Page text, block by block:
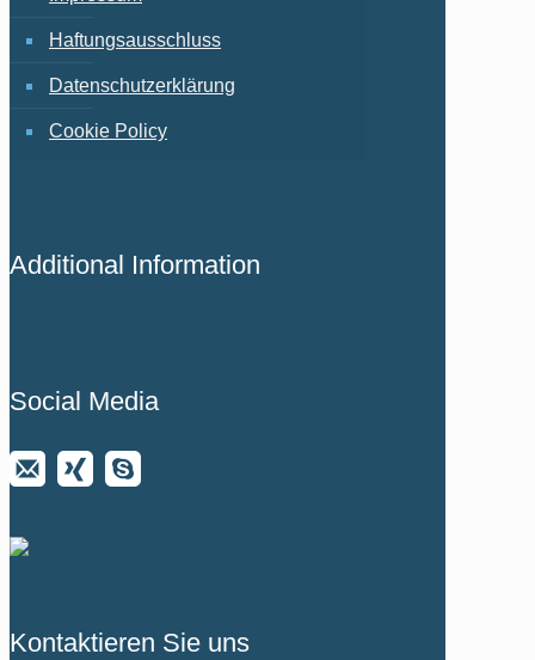
Haftungsausschluss
Datenschutzerklärung
Cookie Policy
Additional Information
Social Media
Kontaktieren Sie uns